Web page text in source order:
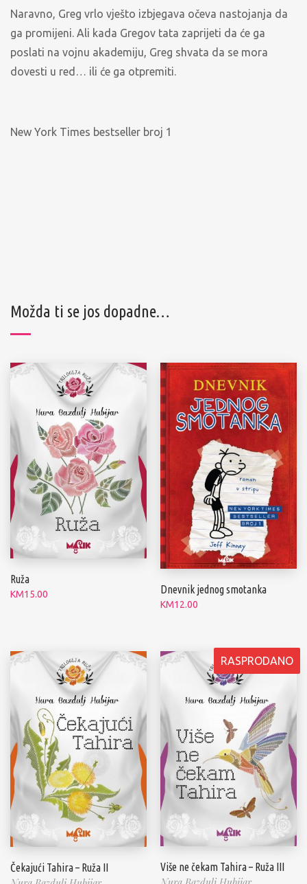
Naravno, Greg vrlo vješto izbjegava očeva nastojanja da
ga promijeni. Ali kada Gregov tata zaprijeti da će ga
poslati na vojnu akademiju, Greg shvata da se mora
dovesti u red… ili će ga otpremiti.
New York Times bestseller broj 1
Možda ti se jos dopadne…
Ruža
KM15.00 Dnevnik jednog smotanka
KM12.00
Čekajući Tahira – Ruža II
RASPRODANO
Više ne čekam Tahira – Ruža III